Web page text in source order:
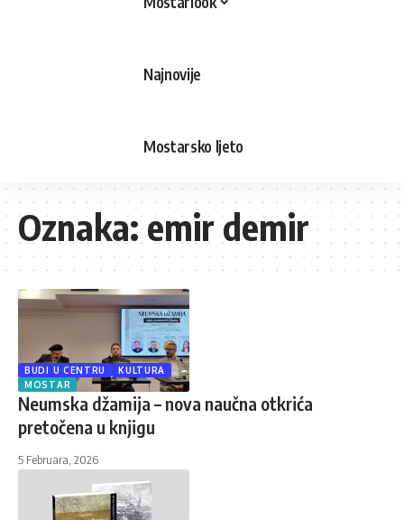
Najnovije
Mostarsko ljeto
Oznaka:emir demir
BUDI U CENTRU
KULTURA
MOSTAR
Neumska džamija – nova naučna otkrića
pretočena u knjigu
5 Februara, 2026